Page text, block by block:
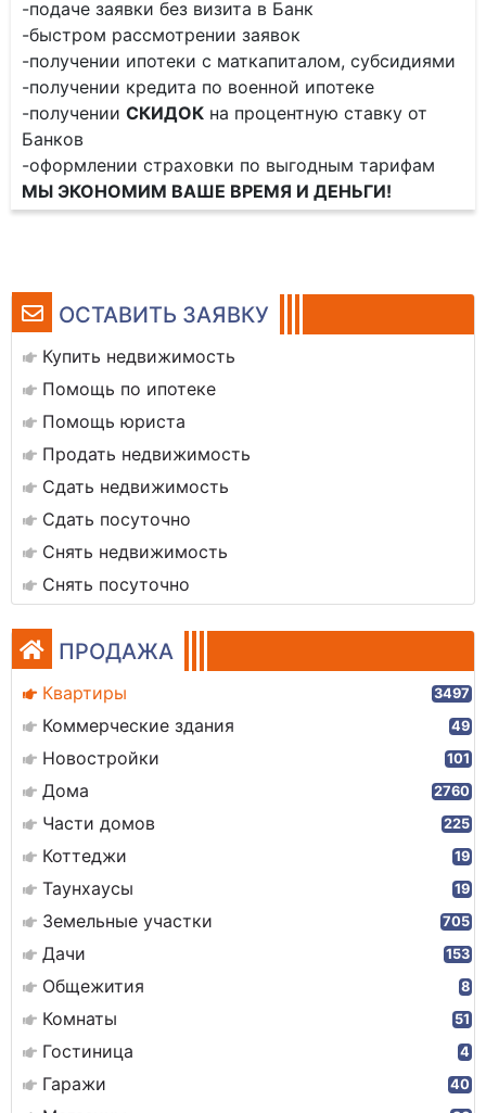
ОСТАВИТЬ ЗАЯВКУ
Купить недвижимость
Помощь по ипотеке
Помощь юриста
Продать недвижимость
Сдать недвижимость
Сдать посуточно
Снять недвижимость
Снять посуточно
ПРОДАЖА
Квартиры 3497
Коммерческие здания 49
Новостройки 101
Дома 2760
Части домов 225
Коттеджи 19
Таунхаусы 19
Земельные участки 705
Дачи 153
Общежития 8
Комнаты 51
Гостиница 4
Гаражи 40
-подаче заявки без визита в Банк
-быстром рассмотрении заявок
-получении ипотеки с маткапиталом, субсидиями
-получении кредита по военной ипотеке
-получении СКИДОК на процентную ставку от
Банков
-оформлении страховки по выгодным тарифам
МЫ ЭКОНОМИМ ВАШЕ ВРЕМЯ И ДЕНЬГИ!